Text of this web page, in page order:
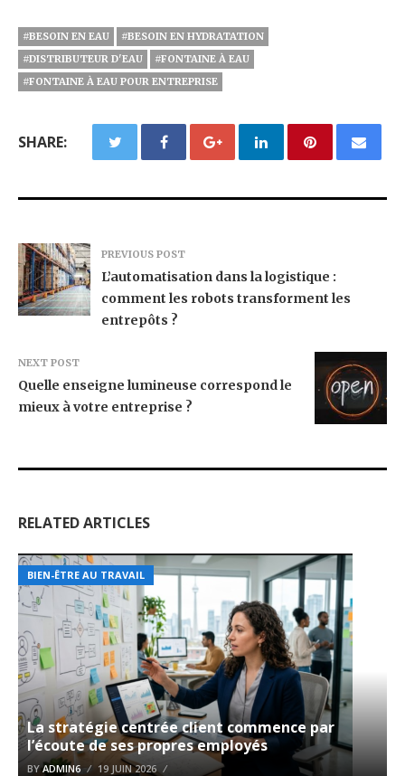
#BESOIN EN EAU
#BESOIN EN HYDRATATION
#DISTRIBUTEUR D'EAU
#FONTAINE À EAU
#FONTAINE À EAU POUR ENTREPRISE
SHARE:
PREVIOUS POST
L’automatisation dans la logistique :
comment les robots transforment les
entrepôts ?
NEXT POST
Quelle enseigne lumineuse correspond le
mieux à votre entreprise ?
RELATED ARTICLES
BIEN-ÊTRE AU TRAVAIL
La stratégie centrée client commence par
l’écoute de ses propres employés
BYADMIN6 19 JUIN 2026